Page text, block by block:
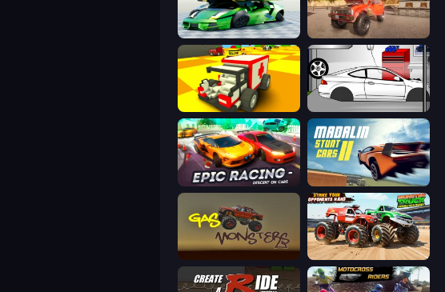
Sportcars Crash Ultimate Truck Driving Simulator 2020
Drag Racer V2
Epic Racing - Descent on Cars Madalin Stunt Cars 2
Monster Truck Demolition Derby